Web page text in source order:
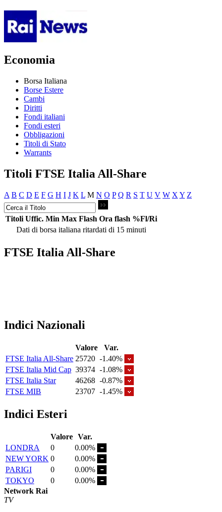
Economia
Borsa Italiana
Borse Estere
Cambi
Diritti
Fondi italiani
Fondi esteri
Obbligazioni
Titoli di Stato
Warrants
Titoli FTSE Italia All-Share
A B C D E F G H I J K L M N O P Q R S T U V W X Y Z
Titoli Uffic. Min Max Flash Ora flash %Fl/Ri
Dati di borsa italiana ritardati di 15 minuti
FTSE Italia All-Share
Indici Nazionali
Valore
Var.
FTSE Italia All-Share 25720 -1.40%
FTSE Italia Mid Cap 39374 -1.08%
FTSE Italia Star
46268 -0.87%
FTSE MIB
23707 -1.45%
Indici Esteri
Valore Var.
LONDRA
0
0.00%
NEW YORK 0
0.00%
PARIGI
0
0.00%
TOKYO
0
0.00%
Network Rai
TV